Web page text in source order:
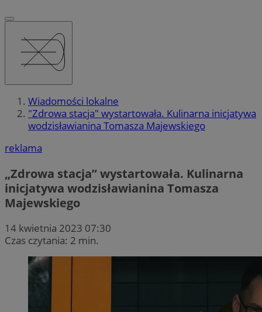
Wiadomości lokalne
"Zdrowa stacja" wystartowała. Kulinarna inicjatywa
wodzisławianina Tomasza Majewskiego
reklama
„Zdrowa stacja” wystartowała. Kulinarna
inicjatywa wodzisławianina Tomasza
Majewskiego
14 kwietnia 2023 07:30
Czas czytania: 2 min.